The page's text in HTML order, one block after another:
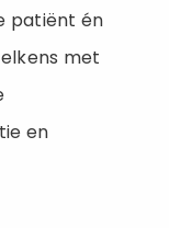
patiënt én
met
en